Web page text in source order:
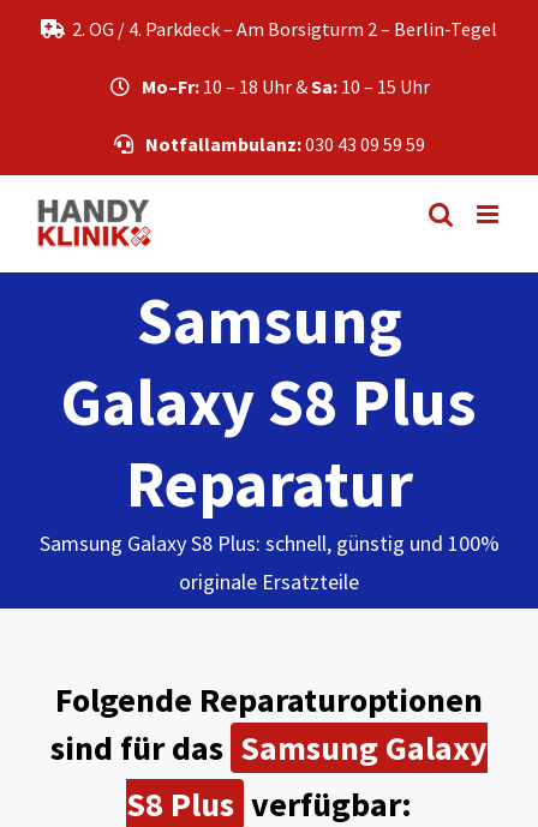
2. OG / 4. Parkdeck – Am Borsigturm 2 – Berlin-Tegel
Mo–Fr:10 – 18 Uhr &Sa:10 – 15 Uhr
Notfallambulanz:030 43 09 59 59
Samsung
Galaxy S8 Plus
Reparatur
Samsung Galaxy S8 Plus: schnell, günstig und 100%
originale Ersatzteile
Folgende Reparaturoptionen
sind für das Samsung Galaxy
S8 Plus verfügbar: